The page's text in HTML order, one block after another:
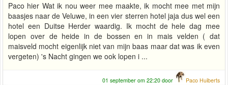
Paco hier Wat ik nou weer mee maakte, ik mocht mee met mijn
baasjes naar de Veluwe, in een vier sterren hotel jaja dus wel een
hotel een Duitse Herder waardig. Ik mocht de hele dag mee
lopen over de heide in de bossen en in mais velden ( dat
maisveld mocht eigenlijk niet van mijn baas maar dat was ik even
vergeten) 's Nacht gingen we ook lopen i ...
01 september om 22:20 door Paco Huiberts